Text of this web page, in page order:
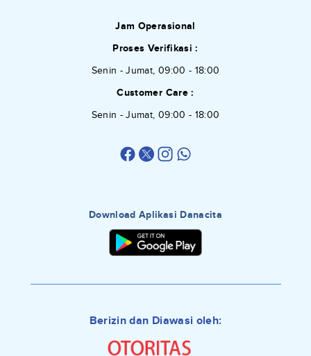
Jam Operasional
Proses Verifikasi :
Senin - Jumat, 09:00 - 18:00
Customer Care :
Senin - Jumat, 09:00 - 18:00
Download Aplikasi Danacita
Berizin dan Diawasi oleh: